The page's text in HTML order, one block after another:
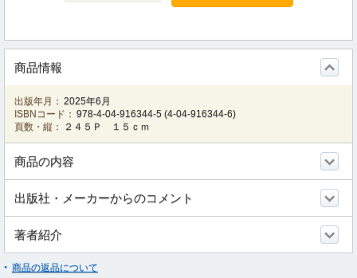
商品情報
出版年月： 2025年6月
ISBNコード： 978-4-04-916344-5 (4-04-916344-6)
頁数・縦：
２４５Ｐ １５ｃｍ
商品の内容
出版社・メーカーからのコメント
著者紹介
商品の返品について